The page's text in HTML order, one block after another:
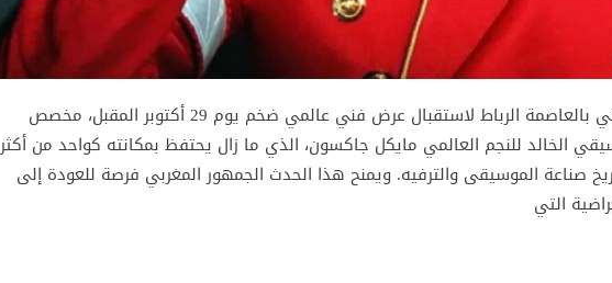
يستعد المسرح الملكي بالعاصمة الرباط لاستقبال عرض فني عالمي ضخم يوم 29 أكتوبر المقبل، مخصص
الخالد للنجم العالمي مايكل جاكسون، الذي ما زال يحتفظ بمكانته كواحد من أكثر
صناعة الموسيقى والترفيه. ويمنح هذا الحدث الجمهور المغربي فرصة للعودة إلى
التي